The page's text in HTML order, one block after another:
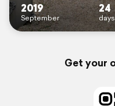
2019
September
24
days
Get your